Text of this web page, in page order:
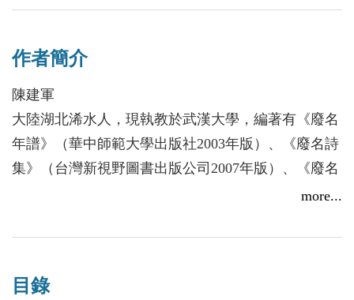
界，與同時代其他作家相比，有很多特異之處。
文本之外，著重介紹和描述廢名的家族生活、童年記
憶、避難經歷、學術研究，同時關涉廢名與魯迅、周
作人、胡適、俞平伯、葉公超、熊十力、林語堂、沈
啟无等人之間的交往情況。透過具體的生活片段和鮮
活的歷史細節，逼近廢名，解讀其人，尋找他的
作者簡介
陳建軍
大陸湖北浠水人，現執教於武漢大學，編著有《廢名
年譜》（華中師範大學出版社2003年版）、《廢名詩
集》（台灣新視野圖書出版公司2007年版）、《廢名
講詩》（華中師範大學出版社2007年版）、《廢名研
大陸湖北蕲春人，現供職於黃岡師範學院學報編輯
more...
目錄